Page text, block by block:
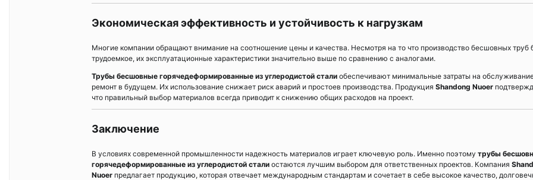
Экономическая эффективность и устойчивость к нагрузкам
Многие компании обращают внимание на соотношение цены и качества. Несмотря на то что производство бесшовных труб
трудоемкое, их эксплуатационные характеристики значительно выше по сравнению с аналогами.
Трубы бесшовные горячедеформированные из углеродистой стали обеспечивают минимальные затраты на
ремонт в будущем. Их использование снижает риск аварий и простоев производства. Продукция Shandong Nuoer
что правильный выбор материалов всегда приводит к снижению общих расходов на проект.
Заключение
В условиях современной промышленности надежность материалов играет ключевую роль. Именно поэтому трубы
горячедеформированные из углеродистой стали остаются лучшим выбором для ответственных проектов. Компания
Nuoer предлагает продукцию, которая отвечает международным стандартам и сочетает в себе высокое качество,